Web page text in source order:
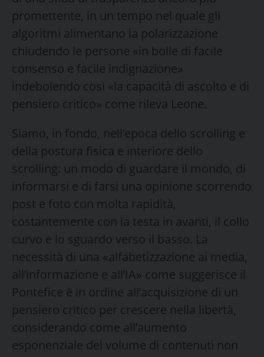
promettente, in un tempo nel quale gli
algoritmi alimentano la polarizzazione
chiudendo le persone «in bolle di facile
consenso e facile indignazione»
indebolendo così «la capacità di ascolto e di
pensiero critico» come rileva Leone.
Siamo, in fondo, nell’epoca dello scrolling e
della postura fisica e interiore dello
scrolling: un modo di guardare il mondo, di
informarsi e di farsi una opinione scorrendo
post e foto con molta rapidità,
costantemente con la testa in avanti, il collo
curvo e lo sguardo verso il basso. La
necessità di una «alfabetizzazione ai media,
all’informazione e all’IA» come suggerisce il
Pontefice è in ordine all’acquisizione di un
pensiero critico per crescere nella libertà,
considerando come all’aumento
esponenziale del volume di contenuti non